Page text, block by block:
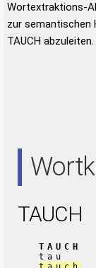
Wortextraktions-
zur semantischen
TAUCH abzuleiten.
TAUCH
TAUCH
tau